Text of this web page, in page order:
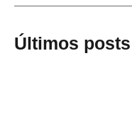
Últimos posts